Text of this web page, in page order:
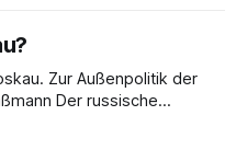
in nd zum Sabine Nuss
Buch »Der verdrängte
Berlin erschienen ist.
Zur Außenpolitik der
2022 viele Linke an